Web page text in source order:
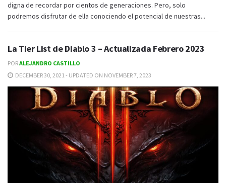
digna de recordar por cientos de generaciones. Pero, solo
podremos disfrutar de ella conociendo el potencial de nuestras...
La Tier List de Diablo 3 – Actualizada Febrero 2023
PORALEJANDRO CASTILLO
DECEMBER 30, 2021 - UPDATED ON NOVEMBER 7, 2023